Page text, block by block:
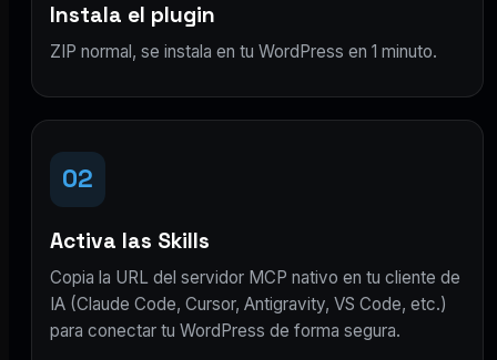
Instala el plugin
ZIP normal, se instala en tu WordPress en 1 minuto.
02
Activa las Skills
Copia la URL del servidor MCP nativo en tu cliente de
IA (Claude Code, Cursor, Antigravity, VS Code, etc.)
para conectar tu WordPress de forma segura.